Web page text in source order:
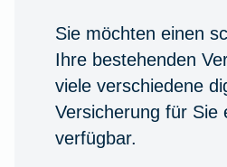
Sie möchten einen
Ihre bestehenden
viele verschiedene
Versicherung für Sie
verfügbar.